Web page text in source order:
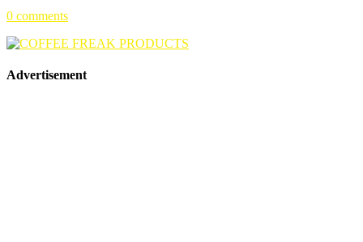
0 comments
Advertisement